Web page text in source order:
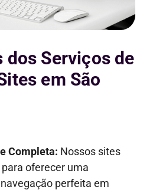
Serviços de
em São
Completa: Nossos sites
oferecer uma
perfeita em